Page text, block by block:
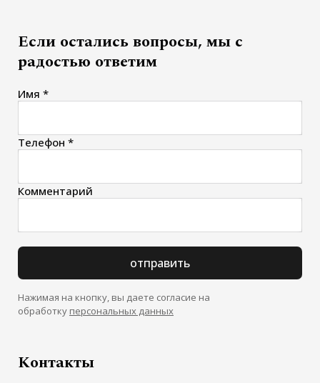
Если остались вопросы, мы с
радостью ответим
Имя *
Телефон *
Комментарий
отправить
Нажимая на кнопку, вы даете согласие на
обработку персональных данных
Контакты